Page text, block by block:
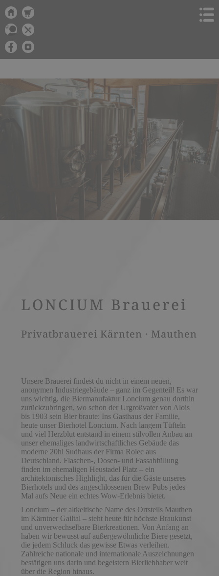
LONCIUM Brauerei
Privatbrauerei Kärnten · Mauthen
Unsere Brauerei findest du nicht in einem neuen,
anonymen Industriegebäude – ganz im Gegenteil! Es war
uns wichtig, die Biermanufaktur Loncium genau dorthin
zurückzubringen, wo schon der Urgroßvater von Alois
bis 1903 sein Bier braute: Ins Gasthaus der Familie,
heute unser Bierhotel Loncium. Nach langem Tüfteln
und viel Herzblut entstand in einem stilvollen Anbau an
unser ehemaliges landwirtschaftliches Gebäude das
moderne 20hl Sudhaus der Firma Rolec aus
Deutschland. Flaschen-, Dosen- und Fassabfüllung
finden im ehemaligen Heustadel Platz – ein
architektonisches Highlight, das für die Gäste unseres
Bierhotels und des angeschlossenen Brew Pubs jedes
Mal aufs Neue ein echtes Wow-Erlebnis bietet.
Loncium – der altkeltische Name des Ortsteils Mauthen
im Kärntner Gailtal – steht heute für höchste Braukunst
und unverwechselbare Bierkreationen. Von Anfang an
haben wir bewusst auf außergewöhnliche Biere gesetzt,
die jedem Schluck das gewisse Etwas verleihen.
Zahlreiche nationale und internationale Auszeichnungen
bestätigen uns darin und begeistern Bierliebhaber weit
über die Region hinaus.